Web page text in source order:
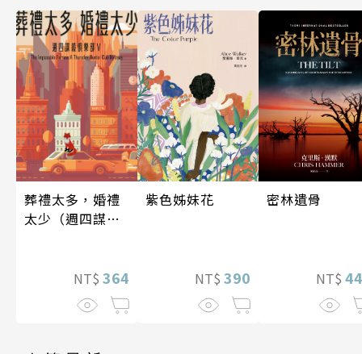
葬禮太多，婚禮
太少（週四謀殺
NT$ 364
紫色姊妹花
NT$ 390
密林遺骨
NT$